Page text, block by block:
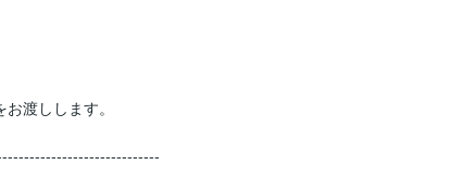
渡しします。